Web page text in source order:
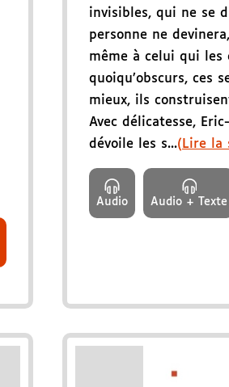
invisibles, qui ne se
personne ne
même à celui qui les
quoiqu’obscurs, ces
mieux, ils
Avec délicatesse,
dévoile les s...(Lire la
Audio Audio + Texte